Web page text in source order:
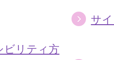
サ
ビリティ方